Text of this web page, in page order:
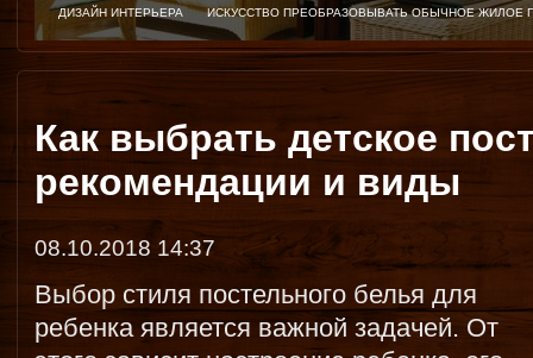
ДИЗАЙН ИНТЕРЬЕРА ИСКУССТВО ПРЕОБРАЗОВЫВАТЬ ОБЫЧНОЕ
Как выбрать детское
рекомендации и виды
08.10.2018 14:37
Выбор стиля постельного белья для
ребенка является важной задачей. От